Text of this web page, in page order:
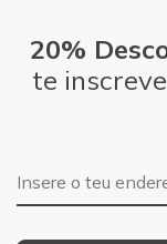
20%
te
Endereço de e-mail